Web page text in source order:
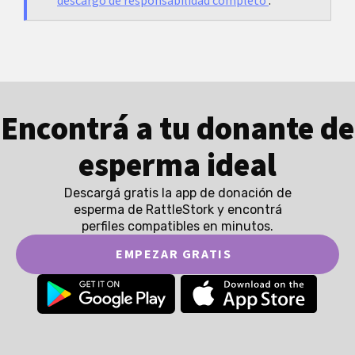
Encontrá a tu donante de
esperma ideal
Descargá gratis la app de donación de
esperma de RattleStork y encontrá
perfiles compatibles en minutos.
EMPEZAR GRATIS